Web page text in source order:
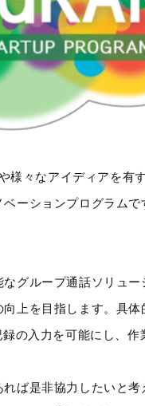
様々なアイディアを有
ーションプログラムで
グループ通話ソリュ
上を目指します。具
の入力を可能にし、作
ば是非協力したいと